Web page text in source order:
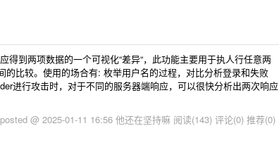
得到两项数据的一个可视化“差异“，此功能主要用于执人行任意两
的比较。使用的场合有: 枚举用户名的过程，对比分析登录和失败
进行攻击时，对于不同的服务器端响应，可以很快分析出两次响应
posted @ 2025-01-11 16:56 他还在坚持嘛 阅读(143) 评论(0) 推荐(0)